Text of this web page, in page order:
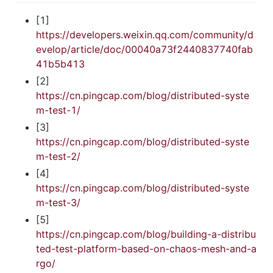
[1]
https://developers.weixin.qq.com/community/d
evelop/article/doc/00040a73f2440837740fab
41b5b413
[2]
https://cn.pingcap.com/blog/distributed-syste
m-test-1/
[3]
https://cn.pingcap.com/blog/distributed-syste
m-test-2/
[4]
https://cn.pingcap.com/blog/distributed-syste
m-test-3/
[5]
https://cn.pingcap.com/blog/building-a-distribu
ted-test-platform-based-on-chaos-mesh-and-a
rgo/